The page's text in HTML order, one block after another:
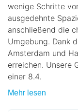
wenige Schritte
ausgedehnte
anschließend die
Umgebung. Dank
Amsterdam und
erreichen. Unsere
einer 8.4.
Mehr lesen